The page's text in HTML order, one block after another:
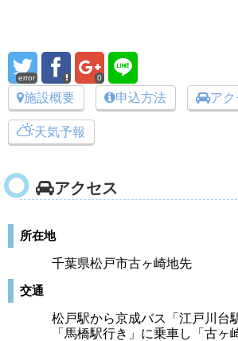
error 0
施設概要 申込方法 アク
天気予報
アクセス
所在地
千葉県松戸市古ヶ崎地先
交通
松戸駅から京成バス「江戸川台
「馬橋駅行き」に乗車し「古ヶ